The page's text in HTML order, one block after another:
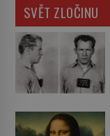
SVĚT ZLOČINU